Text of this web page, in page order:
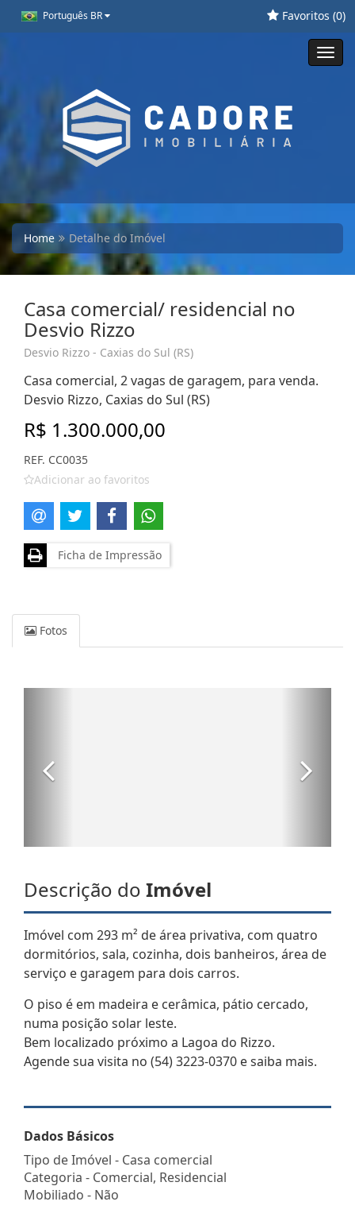
Português BR Favoritos (0)
Home Detalhe do Imóvel
Casa comercial/ residencial no
Desvio Rizzo
Desvio Rizzo - Caxias do Sul (RS)
Casa comercial, 2 vagas de garagem, para venda.
Desvio Rizzo, Caxias do Sul (RS)
R$ 1.300.000,00
REF. CC0035
Adicionar ao favoritos
Ficha de Impressão
Fotos
Descrição do Imóvel
Imóvel com 293 m² de área privativa, com quatro
dormitórios, sala, cozinha, dois banheiros, área de
serviço e garagem para dois carros.
O piso é em madeira e cerâmica, pátio cercado,
numa posição solar leste.
Bem localizado próximo a Lagoa do Rizzo.
Agende sua visita no (54) 3223-0370 e saiba mais.
Dados Básicos
Tipo de Imóvel - Casa comercial
Categoria - Comercial, Residencial
Mobiliado - Não